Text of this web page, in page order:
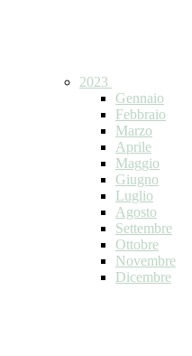
2023
Gennaio
Febbraio
Marzo
Aprile
Maggio
Giugno
Luglio
Agosto
Settembre
Ottobre
Novembre
Dicembre